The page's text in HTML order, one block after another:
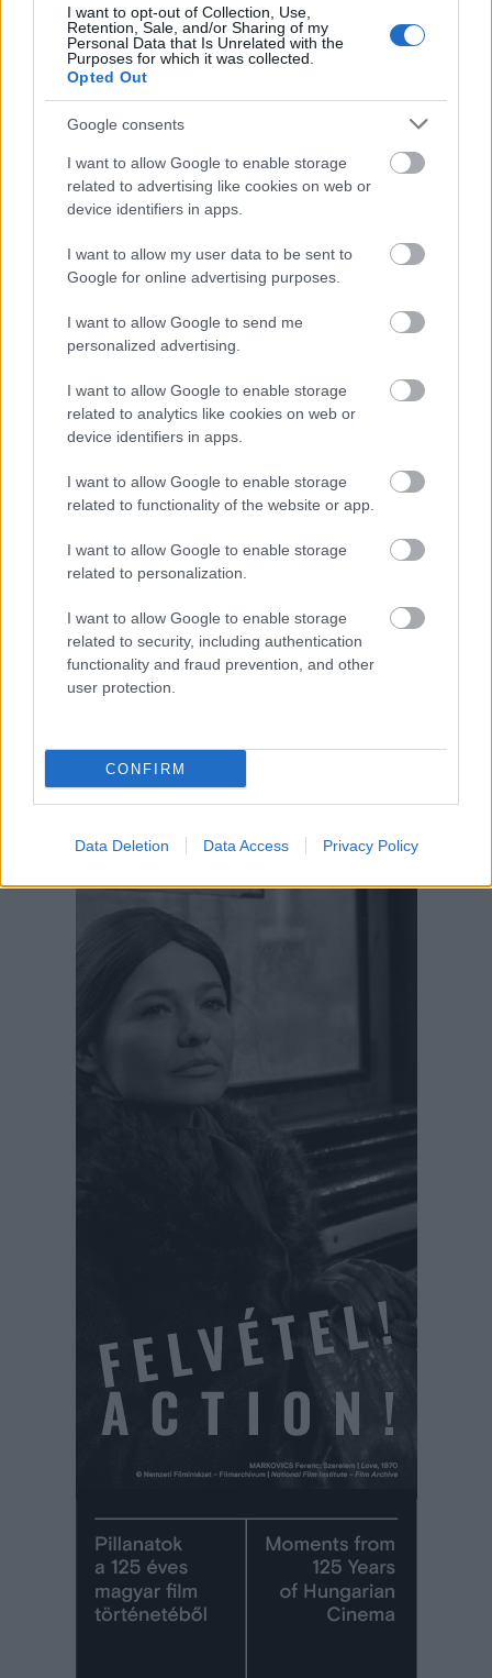
I want to opt-out of Collection, Use,
Retention, Sale, and/or Sharing of my
Personal Data that Is Unrelated with the
Purposes for which it was collected.
Opted Out
Google consents
I want to allow Google to enable storage
related to advertising like cookies on web or
device identifiers in apps.
I want to allow my user data to be sent to
Google for online advertising purposes.
I want to allow Google to send me
personalized advertising.
I want to allow Google to enable storage
related to analytics like cookies on web or
device identifiers in apps.
I want to allow Google to enable storage
related to functionality of the website or app.
I want to allow Google to enable storage
related to personalization.
I want to allow Google to enable storage
related to security, including authentication
functionality and fraud prevention, and other
user protection.
CONFIRM
Data Deletion Data Access Privacy Policy
csak az Isten képes. Fotó: Jan Saudek: Olga
madárkalitkával, 1978 © The Baruch...
2018 / 01 / 27
Aktuális kiállításaink